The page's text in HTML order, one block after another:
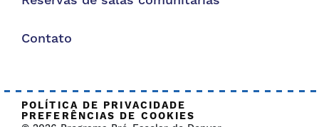
Contato
POLÍTICA DE PRIVACIDADE
PREFERÊNCIAS DE COOKIES